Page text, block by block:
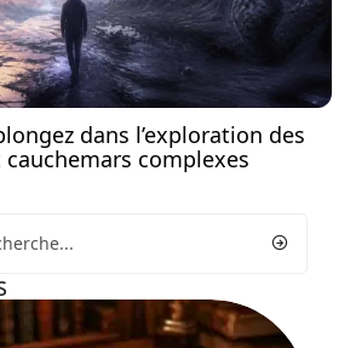
dans l’exploration des
cauchemars complexes